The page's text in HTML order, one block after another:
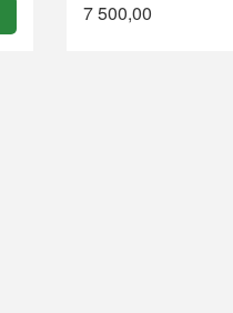
7 500,00